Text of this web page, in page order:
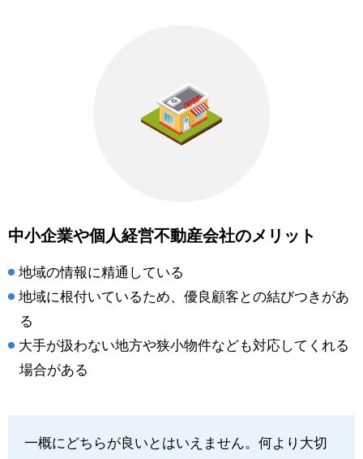
中小企業や個人経営不動産会社のメリット
地域の情報に精通している
地域に根付いているため、優良顧客との結びつきがあ
る
大手が扱わない地方や狭小物件なども対応してくれる
場合がある
一概にどちらが良いとはいえません。何より大切